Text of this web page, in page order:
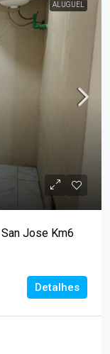
ALUGUEL
Jose Km6
Detalhes